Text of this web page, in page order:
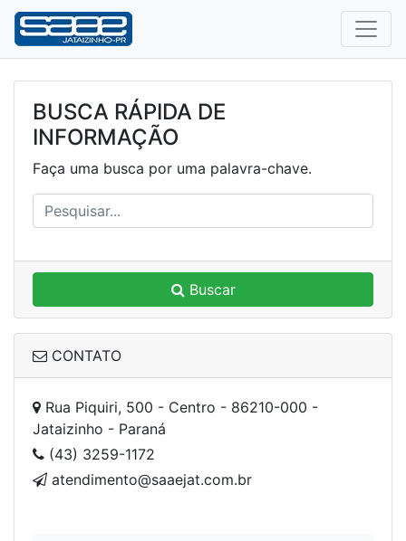
BUSCA RÁPIDA DE
INFORMAÇÃO
Faça uma busca por uma palavra-chave.
Buscar
CONTATO
Rua Piquiri, 500 - Centro - 86210-000 -
Jataizinho - Paraná
(43) 3259-1172
atendimento@saaejat.com.br